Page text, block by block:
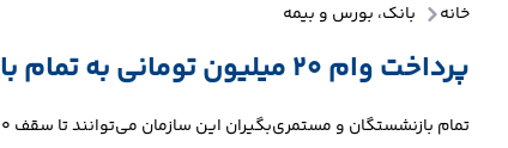
خانه بانک، بورس و بیمه
پرداخت وام ۲۰ میلیون تومانی به تمام بازنشستگان + جزئیات